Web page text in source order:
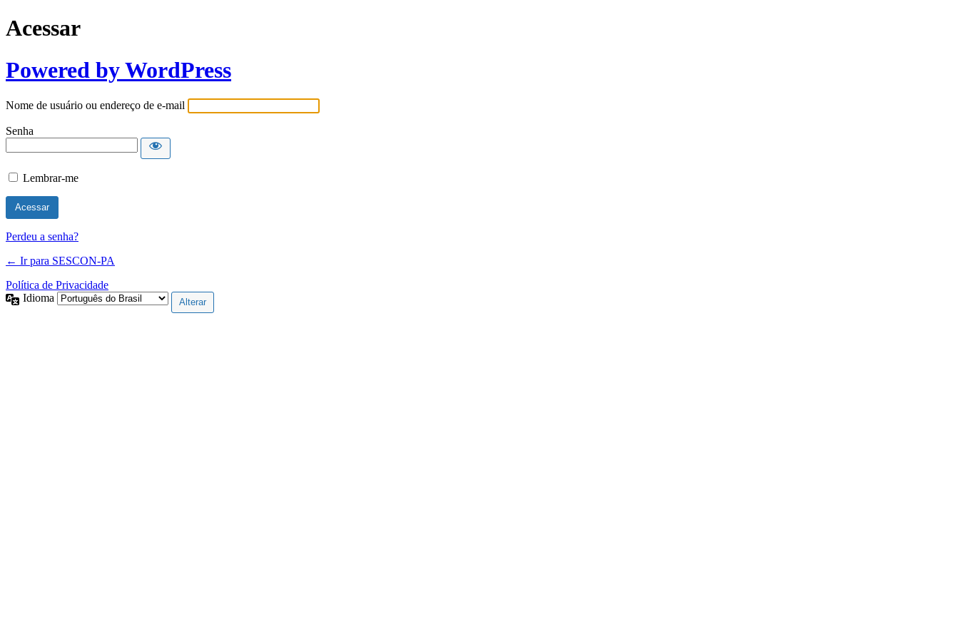
Acessar
Powered by WordPress
Nome de usuário ou endereço de e-mail
Senha
Lembrar-me
Perdeu a senha?
← Ir para SESCON-PA
Política de Privacidade
Idioma